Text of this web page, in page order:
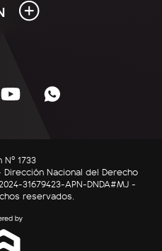
Nº 1733
Dirección Nacional del Derecho
31679423-APN-DNDA#MJ -
reservados.